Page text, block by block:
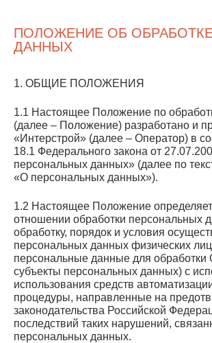
ПОЛОЖЕНИЕ ОБ
ДАННЫХ
1. ОБЩИЕ ПОЛОЖЕНИЯ
1.1 Настоящее Положение по
(далее – Положение) разработано и
«Интерстрой» (далее – Оператор) в
18.1 Федерального закона от
персональных данных» (далее по
«О персональных данных»).
1.2 Настоящее Положение
отношении обработки персональных
обработку, порядок и условия
персональных данных физических
персональные данные для обработки
субъекты персональных данных) с
использования средств
процедуры, направленные на
законодательства Российской
последствий таких нарушений,
персональных данных.